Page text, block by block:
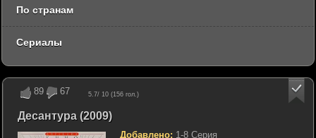
89 67 5.7/ 10 (156 гол.)
Десантура (2009)
Добавлено: 1-8 Серия
По странам
Сериалы